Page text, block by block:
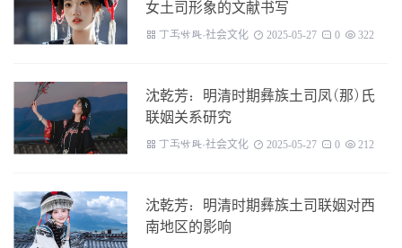
女土司形象的文献书写
갆괇긗댃·社会文化 2025-05-27 0 322
沈乾芳：明清时期彝族土司凤(那)氏
联姻关系研究
갆괇긗댃·社会文化 2025-05-27 0 212
沈乾芳：明清时期彝族土司联姻对西
南地区的影响